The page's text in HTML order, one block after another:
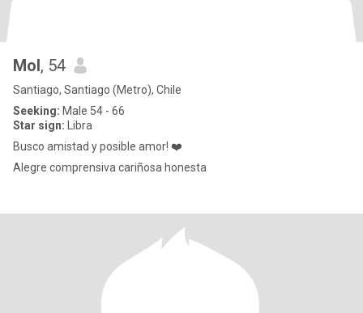
Mol, 54
Santiago, Santiago (Metro), Chile
Seeking: Male 54 - 66
Star sign: Libra
Busco amistad y posible amor! ❤️
Alegre comprensiva cariñosa honesta